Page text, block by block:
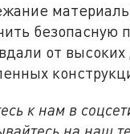
безопасную
от высоких
к нам в
на наш